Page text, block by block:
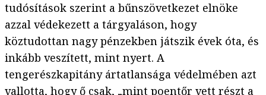
tudósítások szerint a bűnszövetkezet elnöke
azzal védekezett a tárgyaláson, hogy
köztudottan nagy pénzekben játszik évek óta, és
inkább veszített, mint nyert. A
tengerészkapitány ártatlansága védelmében azt
vallotta, hogy ő csak, „mint poentőr vett részt a